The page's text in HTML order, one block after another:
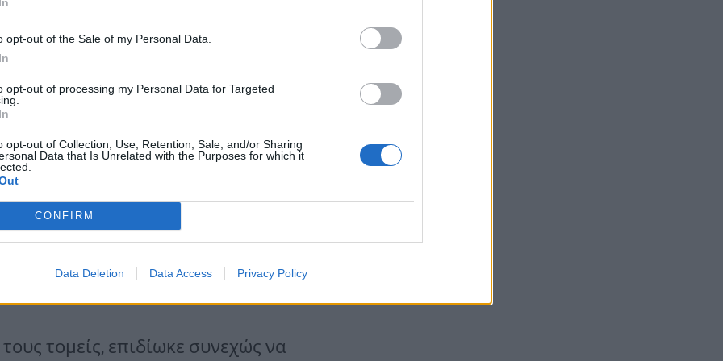
opt-out of the Sale of my Personal Data.
opt-out of processing my Personal Data for Targeted
opt-out of Collection, Use, Retention, Sale, and/or Sharing
Data that Is Unrelated with the Purposes for which it
CONFIRM
Data Deletion Data Access Privacy Policy
τον πατέρας μου θα επαινέσει
την καθαρή εργασιακή του
του. Η ζωή μου θα είναι
άντρας που είναι. Ο πατέρας
ποτέ».
ο οποίος επίσης δεν
η Action Aviation, είπε ότι ο
οικογενειάρχης και
τομείς, επιδίωκε συνεχώς να